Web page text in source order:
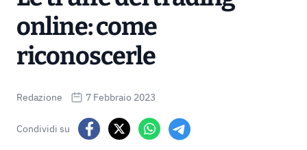
online: come
riconoscerle
Redazione 7 Febbraio 2023
Condividi su